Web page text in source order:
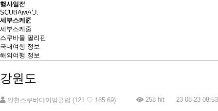
행사일정
SCUBAMALL
세부스케줄
세부스케줄
스쿠바몰 필리핀
국내여행 정보
해외여행 정보
강원도
인천스쿠버다이빙클럽 (121.♡.185.69) 23-08-23 08:53
258 hit